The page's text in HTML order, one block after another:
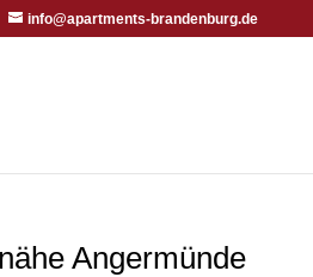
info@apartments-brandenburg.de
Angermünde